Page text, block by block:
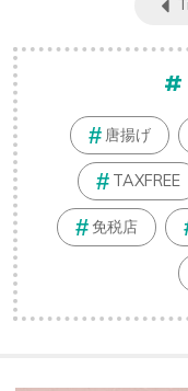
唐揚げ
TAXFREE
免税店